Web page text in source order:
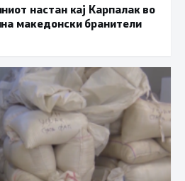
настан кај Карпалак во
македонски бранители